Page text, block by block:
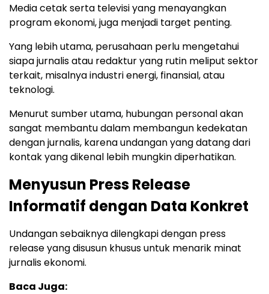
Media cetak serta televisi yang menayangkan
program ekonomi, juga menjadi target penting.
Yang lebih utama, perusahaan perlu mengetahui
siapa jurnalis atau redaktur yang rutin meliput sektor
terkait, misalnya industri energi, finansial, atau
teknologi.
Menurut sumber utama, hubungan personal akan
sangat membantu dalam membangun kedekatan
dengan jurnalis, karena undangan yang datang dari
kontak yang dikenal lebih mungkin diperhatikan.
Menyusun Press Release
Informatif dengan Data Konkret
Undangan sebaiknya dilengkapi dengan press
release yang disusun khusus untuk menarik minat
jurnalis ekonomi.
Baca Juga: